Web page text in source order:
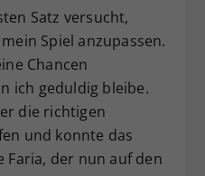
Satz versucht,
Spiel anzupassen.
Chancen
ich geduldig bleibe.
die richtigen
und konnte das
Faria, der nun auf den